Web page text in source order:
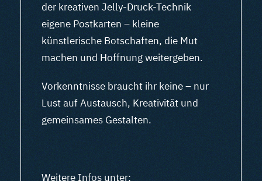
der kreativen Jelly-Druck-Technik
eigene Postkarten – kleine
künstlerische Botschaften, die Mut
machen und Hoffnung weitergeben.
Vorkenntnisse braucht ihr keine – nur
Lust auf Austausch, Kreativität und
gemeinsames Gestalten.
Weitere Infos unter: